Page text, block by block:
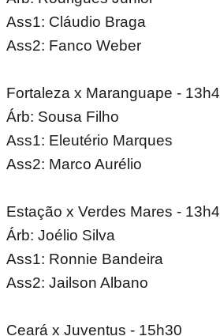
Ass1: Cláudio Braga
Ass2: Fanco Weber
Fortaleza x Maranguape -
Árb: Sousa Filho
Ass1: Eleutério Marques
Ass2: Marco Aurélio
Estação x Verdes Mares -
Árb: Joélio Silva
Ass1: Ronnie Bandeira
Ass2: Jailson Albano
Ceará x Juventus - 15h30